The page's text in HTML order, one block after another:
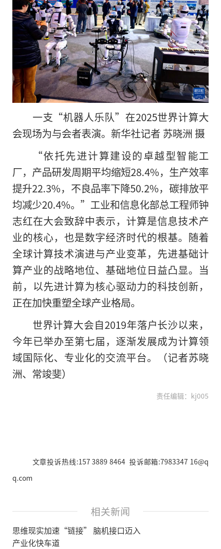
一支“机器人乐队”在2025世界计算大
会现场为与会者表演。新华社记者 苏晓洲 摄
“依托先进计算建设的卓越型智能工
厂，产品研发周期平均缩短28.4%，生产效率
提升22.3%，不良品率下降50.2%，碳排放平
均减少20.4%。”工业和信息化部总工程师钟
志红在大会致辞中表示，计算是信息技术产
业的核心，也是数字经济时代的根基。随着
全球计算技术演进与产业变革，先进基础计
算产业的战略地位、基础地位日益凸显。当
前，以先进计算为核心驱动力的科技创新，
正在加快重塑全球产业格局。
世界计算大会自2019年落户长沙以来，
今年已举办至第七届，逐渐发展成为计算领
域国际化、专业化的交流平台。（记者苏晓
洲、常竣斐）
责任编辑：kj005
文章投诉热线:157 3889 8464 投诉邮箱:7983347 16@q
q.com
相关新闻
思维现实加速“链接” 脑机接口迈入
产业化快车道